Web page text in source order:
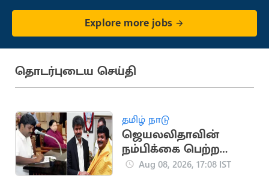
Explore more jobs
தொடர்புடைய செய்தி
தமிழ் நாடு
ஜெயலலிதாவின்
நம்பிக்கை பெற்ற
சி.விஜயபாஸ்கர்..
Aug 08, 2026, 17:08 IST